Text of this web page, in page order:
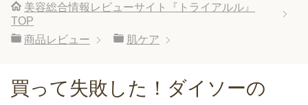
美容総合情報レビューサイト『トライアルル』
TOP
商品レビュー
肌ケア
買って失敗した！ダイソーの